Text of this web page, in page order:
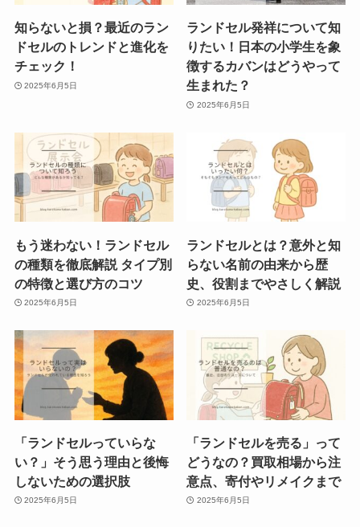
知らないと損？最近のラン
ドセルのトレンドと進化を
チェック！
2025年6月5日
ランドセル発祥について知
りたい！日本の小学生を象
徴するカバンはどうやって
生まれた？
2025年6月5日
もう迷わない！ランドセル
の種類を徹底解説 タイプ別
の特徴と選び方のコツ
2025年6月5日
ランドセルとは？意外と知
らない名前の由来から歴
史、役割までやさしく解説
2025年6月5日
「ランドセルっていらな
い？」そう思う理由と後悔
しないための選択肢
2025年6月5日
「ランドセルを売る」って
どうなの？買取相場から注
意点、寄付やリメイクまで
2025年6月5日